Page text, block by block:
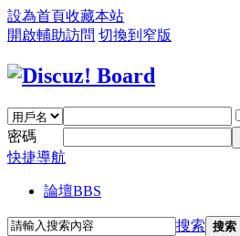
設為首頁收藏本站
開啟輔助訪問 切換到窄版
密碼
快捷導航
論壇BBS
搜索 搜索